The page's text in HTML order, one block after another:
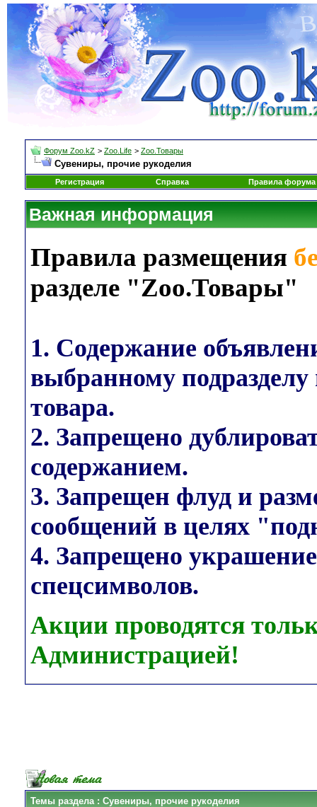
Форум Zoo.kZ > Zoo.Life > Zoo.Товары
Сувениры, прочие рукоделия
Регистрация Справка Правила форума
Важная информация
Правила размещения
разделе "Zoo.Товары"
1. Содержание
выбранному
товара.
2. Запрещено
содержанием.
3. Запрещен флуд и
сообщений в целях
4. Запрещено
спецсимволов.
Акции проводятся
Администрацией!
Темы раздела: Сувениры, прочие рукоделия